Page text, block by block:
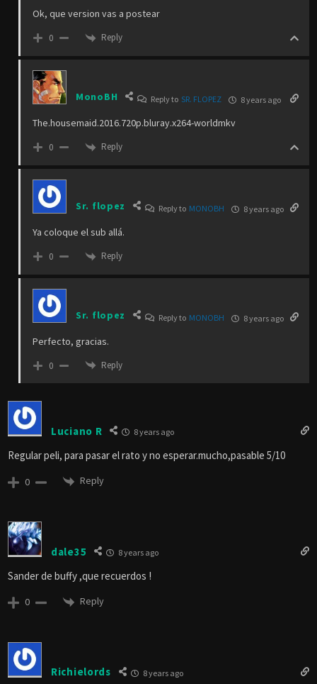
Ok, que version vas a postear
0 Reply
MonoBH Reply to SR. FLOPEZ 8 years ago
The.housemaid.2016.720p.bluray.x264-worldmkv
0 Reply
Sr. flopez Reply to MONOBH 8 years ago
Ya coloque el sub allá.
0 Reply
Sr. flopez Reply to MONOBH 8 years ago
Perfecto, gracias.
0 Reply
Luciano R 8 years ago
Regular peli, para pasar el rato y no esperar.mucho,pasable 5/10
0 Reply
dale35 8 years ago
Sander de buffy ,que recuerdos !
0 Reply
Richielords 8 years ago